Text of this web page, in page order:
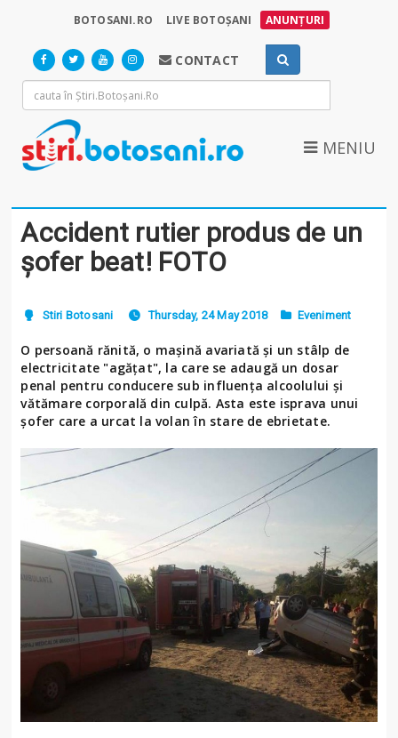
BOTOSANI.RO LIVE BOTOȘANI ANUNȚURI
CONTACT
MENIU
Accident rutier produs de un
șofer beat! FOTO
Stiri Botosani Thursday, 24 May 2018 Eveniment
O persoană rănită, o mașină avariată și un stâlp de
electricitate "agățat", la care se adaugă un dosar
penal pentru conducere sub influența alcoolului și
vătămare corporală din culpă. Asta este isprava unui
șofer care a urcat la volan în stare de ebrietate.